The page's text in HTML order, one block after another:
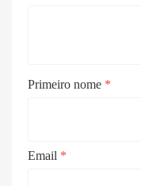
Primeiro nome *
Email *